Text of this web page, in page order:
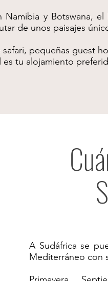
y Botswana, el
de unos paisajes
pequeñas guest
tu alojamiento
A Sudáfrica se
Mediterráneo con